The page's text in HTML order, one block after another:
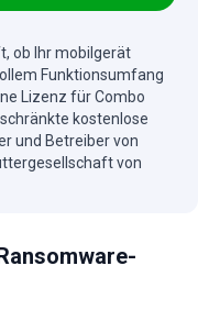
ob Ihr mobilgerät
Funktionsumfang
Lizenz für Combo
kostenlose
und Betreiber von
von